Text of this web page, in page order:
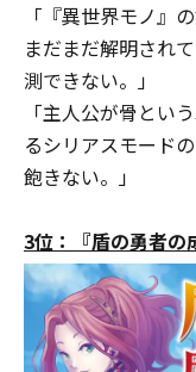
「『異世界モノ』
まだまだ解明され
測できない。」
「主人公が骨とい
るシリアスモード
飽きない。」
3位：『盾の勇者の